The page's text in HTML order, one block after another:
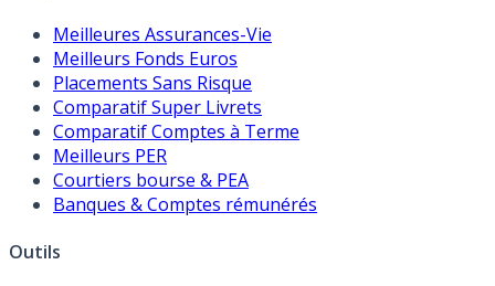
Meilleures Assurances-Vie
Meilleurs Fonds Euros
Placements Sans Risque
Comparatif Super Livrets
Comparatif Comptes à Terme
Meilleurs PER
Courtiers bourse & PEA
Banques & Comptes rémunérés
Outils